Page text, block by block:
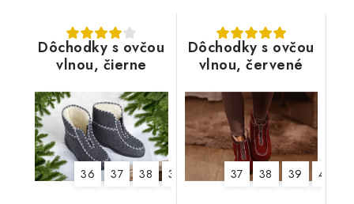
Dôchodky s ovčou
vlnou, čierne
36 37 38 39 41 42 43 44
Dôchodky s ovčou
vlnou, červené
37 38 39 40